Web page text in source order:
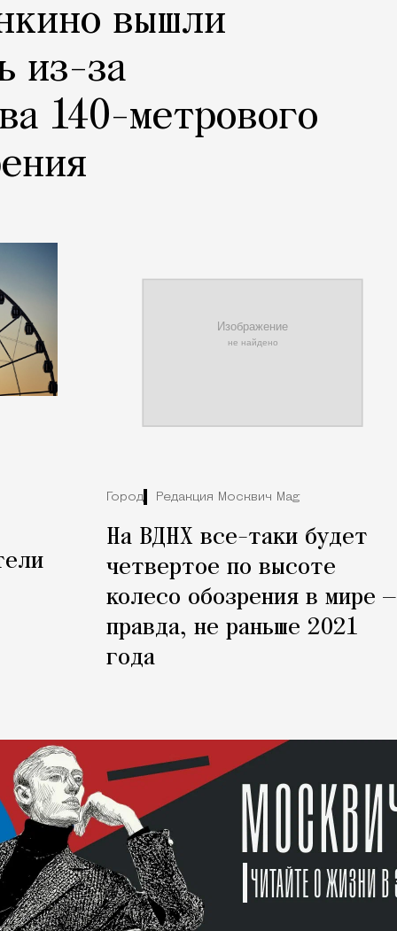
вышли
из-за
140-метрового
Город Редакция Москвич Mag
На ВДНХ все-таки будет
четвертое по высоте
колесо обозрения в мире —
правда, не раньше 2021
года